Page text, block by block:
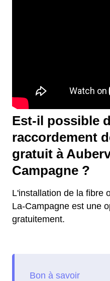
Est-il possible
raccordement
gratuit à
Campagne ?
L'installation de la fibre
La-Campagne est une
gratuitement.